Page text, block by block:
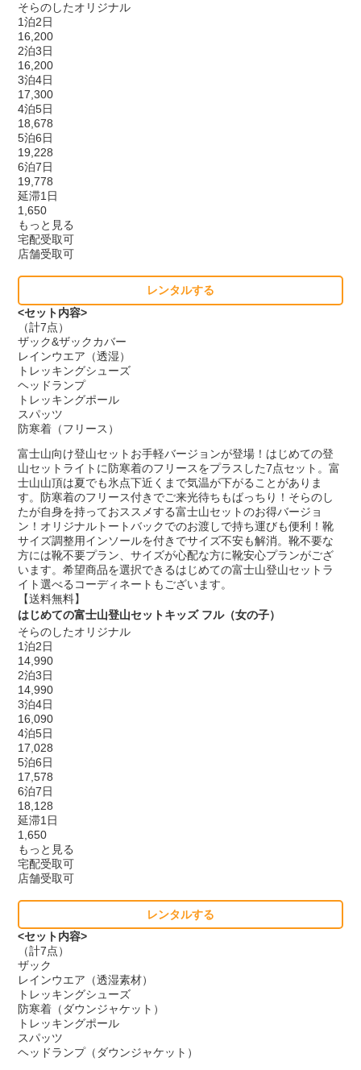
そらのしたオリジナル
1泊2日
16,200
2泊3日
16,200
3泊4日
17,300
4泊5日
18,678
5泊6日
19,228
6泊7日
19,778
延滞1日
1,650
もっと見る
宅配受取可
店舗受取可
レンタルする
<セット内容>
（計7点）
ザック&ザックカバー
レインウエア（透湿）
トレッキングシューズ
ヘッドランプ
トレッキングポール
スパッツ
防寒着（フリース）
富士山向け登山セットお手軽バージョンが登場！はじめての登
山セットライトに防寒着のフリースをプラスした7点セット。富
士山山頂は夏でも氷点下近くまで気温が下がることがありま
す。防寒着のフリース付きでご来光待ちもばっちり！そらのし
たが自身を持っておススメする富士山セットのお得バージョ
ン！オリジナルトートバックでのお渡しで持ち運びも便利！靴
サイズ調整用インソールを付きでサイズ不安も解消。靴不要な
方には靴不要プラン、サイズが心配な方に靴安心プランがござ
います。希望商品を選択できるはじめての富士山登山セットラ
イト選べるコーディネートもございます。
【送料無料】
はじめての富士山登山セットキッズ フル（女の子）
そらのしたオリジナル
1泊2日
14,990
2泊3日
14,990
3泊4日
16,090
4泊5日
17,028
5泊6日
17,578
6泊7日
18,128
延滞1日
1,650
もっと見る
宅配受取可
店舗受取可
レンタルする
<セット内容>
（計7点）
ザック
レインウエア（透湿素材）
トレッキングシューズ
防寒着（ダウンジャケット）
トレッキングポール
スパッツ
ヘッドランプ（ダウンジャケット）